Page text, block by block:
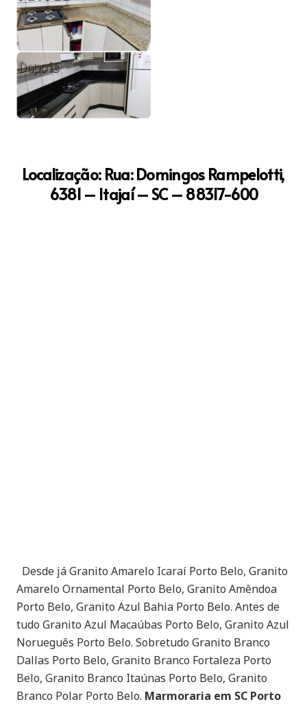
Localização: Rua: Domingos Rampelotti,
6381 – Itajaí – SC – 88317-600
Desde já Granito Amarelo Icaraí Porto Belo, Granito
Amarelo Ornamental Porto Belo, Granito Amêndoa
Porto Belo, Granito Azul Bahia Porto Belo. Antes de
tudo Granito Azul Macaúbas Porto Belo, Granito Azul
Norueguês Porto Belo. Sobretudo Granito Branco
Dallas Porto Belo, Granito Branco Fortaleza Porto
Belo, Granito Branco Itaúnas Porto Belo, Granito
Branco Polar Porto Belo. Marmoraria em SC Porto